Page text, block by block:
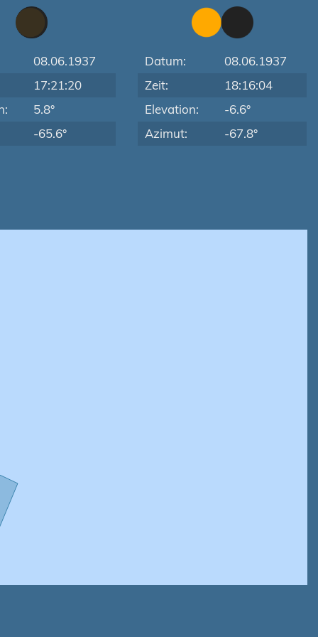
08.06.1937
17:21:20
5.8°
-65.6°
Datum:
08.06.1937
Zeit:
18:16:04
Elevation:
-6.6°
Azimut:
-67.8°